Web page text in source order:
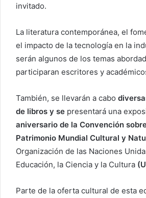
invitado.
La literatura contemporánea, el
el impacto de la tecnología en la
serán algunos de los temas
participaran escritores y
También, se llevarán a cabo
de libros y se presentará una
aniversario de la Convención
Patrimonio Mundial Cultural y
Organización de las Naciones
Educación, la Ciencia y la Cultura
Parte de la oferta cultural de esta